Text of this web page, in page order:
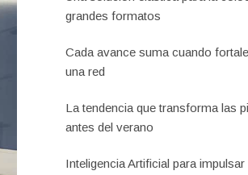
grandes formatos
Cada avance suma cuando
una red
La tendencia que transforma las
antes del verano
Inteligencia Artificial para